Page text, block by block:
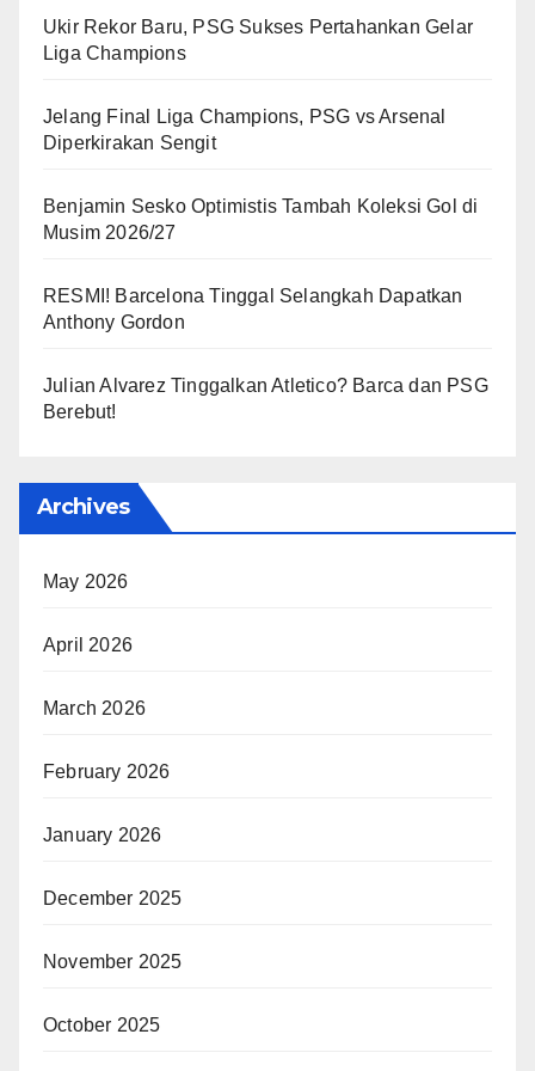
Ukir Rekor Baru, PSG Sukses Pertahankan Gelar
Liga Champions
Jelang Final Liga Champions, PSG vs Arsenal
Diperkirakan Sengit
Benjamin Sesko Optimistis Tambah Koleksi Gol di
Musim 2026/27
RESMI! Barcelona Tinggal Selangkah Dapatkan
Anthony Gordon
Julian Alvarez Tinggalkan Atletico? Barca dan PSG
Berebut!
Archives
May 2026
April 2026
March 2026
February 2026
January 2026
December 2025
November 2025
October 2025